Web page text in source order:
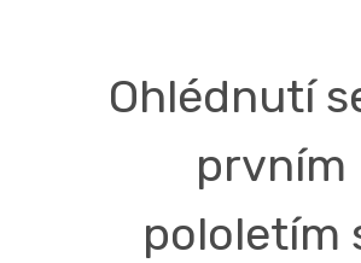
Ohlédnutí
prvním
pololetím